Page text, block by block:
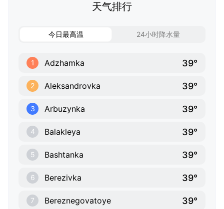
天气排行
今日最高温 24小时降水量
1 Adzhamka 39°
2 Aleksandrovka 39°
3 Arbuzynka 39°
4 Balakleya 39°
5 Bashtanka 39°
6 Berezivka 39°
7 Bereznegovatoye 39°